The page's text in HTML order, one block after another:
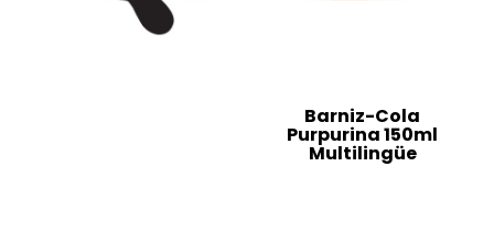
Barniz-Cola
Purpurina 150ml
Multilingüe